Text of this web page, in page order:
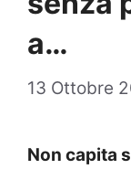
a…
13 Ottobre
Non capita